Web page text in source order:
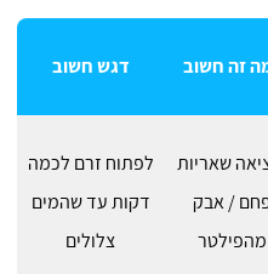
זה חשוב דגש חשוב
שאריות
/ אבק
מהפילטר
לפתוח זרם לכמה
דקות עד שהמים
צלולים